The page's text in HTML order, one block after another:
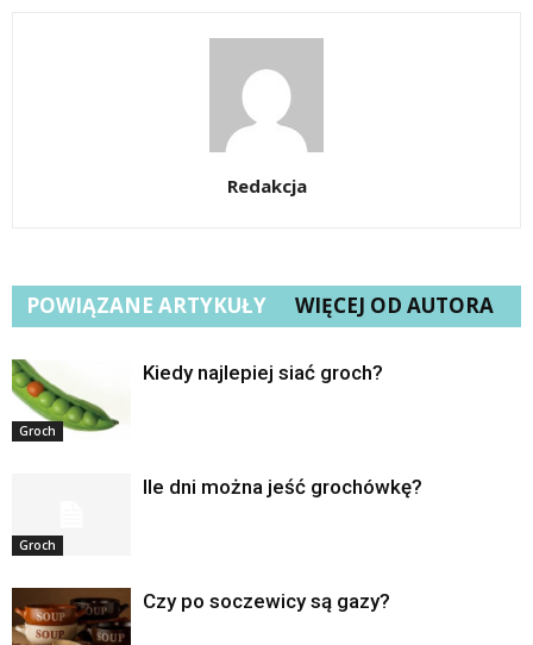
Redakcja
POWIĄZANE ARTYKUŁY WIĘCEJ OD AUTORA
Groch
Kiedy najlepiej siać groch?
Groch
Ile dni można jeść grochówkę?
Czy po soczewicy są gazy?